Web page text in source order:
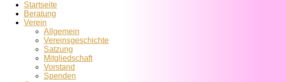
Startseite
Beratung
Verein
Allgemein
Vereins­geschichte
Satzung
Mitglied­schaft
Vorstand
Spenden